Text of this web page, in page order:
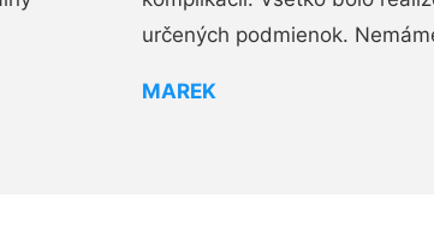
určených podmienok.
MAREK